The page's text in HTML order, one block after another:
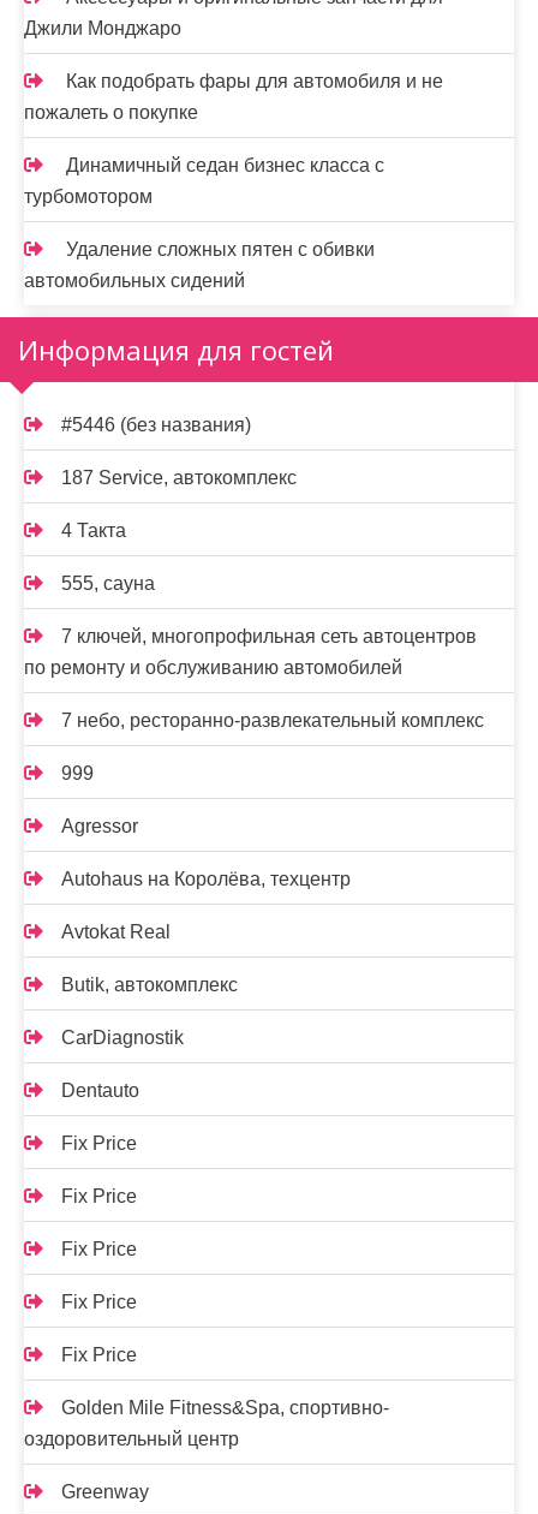
Джили Монджаро
Как подобрать фары для автомобиля и не
пожалеть о покупке
Динамичный седан бизнес класса с
турбомотором
Удаление сложных пятен с обивки
автомобильных сидений
Информация для гостей
#5446 (без названия)
187 Service, автокомплекс
4 Такта
555, сауна
7 ключей, многопрофильная сеть автоцентров
по ремонту и обслуживанию автомобилей
7 небо, ресторанно-развлекательный комплекс
999
Agressor
Autohaus на Королёва, техцентр
Avtokat Real
Butik, автокомплекс
CarDiagnostik
Dentauto
Fix Price
Fix Price
Fix Price
Fix Price
Fix Price
Golden Mile Fitness&Spa, спортивно-
оздоровительный центр
Greenway